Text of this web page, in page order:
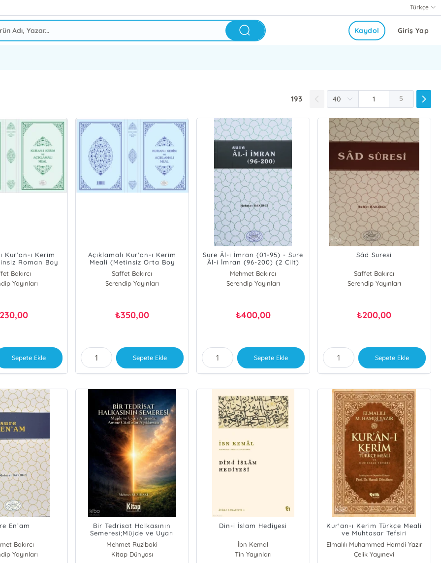
Türkçe
Giriş Yap
Kaydol
193 5
Kur'an-ı Kerim
Roman Boy
Kapak)
Bakırcı
Yayınları
Sepete Ekle
Açıklamalı Kur'an-ı Kerim
Meali (Metinsiz Orta Boy
Karton Kapak)
Saffet Bakırcı
Serendip Yayınları
₺350,00
Sepete Ekle
Sure Âl-i İmran (01-95) - Sure
Âl-i İmran (96-200) (2 Cilt)
Mehmet Bakırcı
Serendip Yayınları
₺400,00
Sepete Ekle
Sâd Suresi
Saffet Bakırcı
Serendip Yayınları
₺200,00
Sepete Ekle
En’am
Bakırcı
Yayınları
Bir Tedrisat Halkasının
Semeresi;Müjde ve Uyarı
Arasında: Amme Cüzü'nün
Açıklaması
Mehmet Ruzibaki
Kitap Dünyası
Din-i İslam Hediyesi
İbn Kemal
Tin Yayınları
Kur'an-ı Kerim Türkçe Meali
ve Muhtasar Tefsiri
Elmalılı Muhammed Hamdi Yazır
Çelik Yayınevi